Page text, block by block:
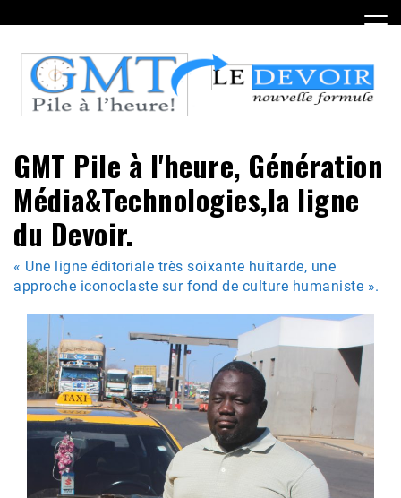
to
content
GMT Pile à l'heure, Génération
Média&Technologies,la ligne
du Devoir.
« Une ligne éditoriale très soixante huitarde, une
approche iconoclaste sur fond de culture humaniste ».